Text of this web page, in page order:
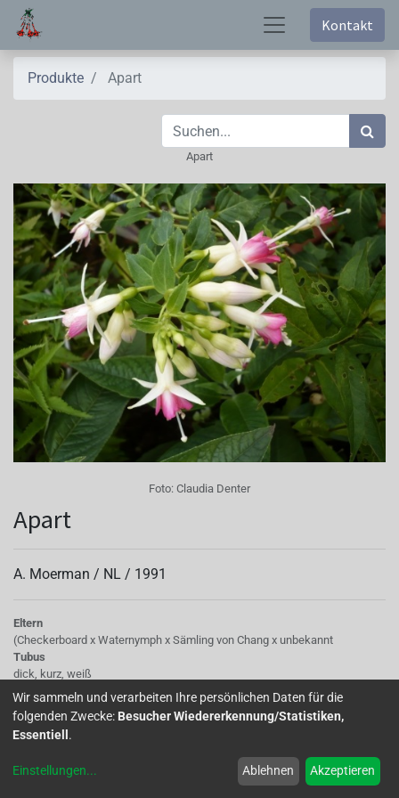
Kontakt
Produkte Apart
Apart
Foto: Claudia Denter
Apart
A. Moerman / NL / 1991
Eltern
(Checkerboard x Waternymph x Sämling von Chang x unbekannt
Tubus
dick, kurz, weiß
Sepalen
creme mit grünen Spitzen, klein
Korolle/Petalen
rosa-pink
einfach
Wir sammeln und verarbeiten Ihre persönlichen Daten für die
folgenden Zwecke: Besucher Wiedererkennung/Statistiken,
Essentiell .
Einstellungen... Ablehnen Akzeptieren